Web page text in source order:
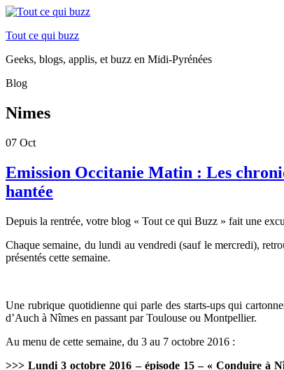
Tout ce qui buzz
Geeks, blogs, applis, et buzz en Midi-Pyrénées
Blog
Nimes
07 Oct
Emission Occitanie Matin : Les
hantée
Depuis la rentrée, votre blog « Tout ce qui Buzz » fait une
Chaque semaine, du lundi au vendredi (sauf le mercredi),
présentés cette semaine.
Une rubrique quotidienne qui parle des starts-ups qui
d’Auch à Nîmes en passant par Toulouse ou Montpellier.
Au menu de cette semaine, du 3 au 7 octobre 2016 :
>>> Lundi 3 octobre 2016 – épisode 15 – « Conduire à